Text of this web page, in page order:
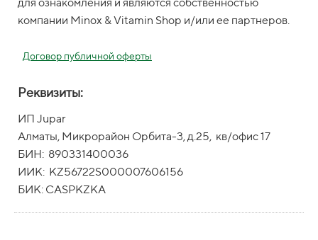
компании Minox & Vitamin Shop и/или ее партнеров.
Договор публичной оферты
Реквизиты:
ИП Jupar
Алматы, Микрорайон Орбита-3, д.25, кв/офис 17
БИН: 890331400036
ИИК: KZ56722S000007606156
БИК: CASPKZKA